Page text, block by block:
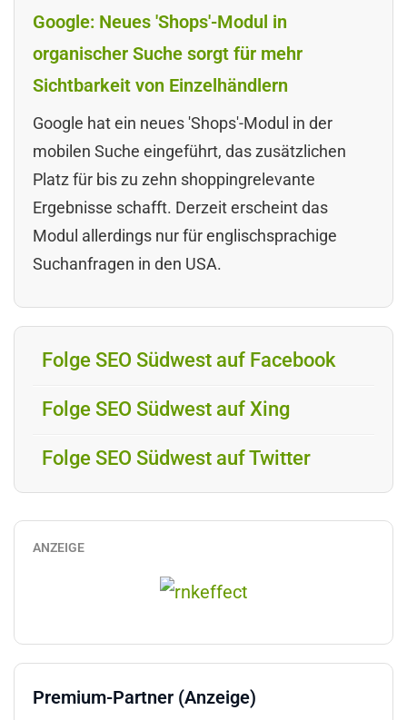
Google: Neues 'Shops'-Modul in
organischer Suche sorgt für mehr
Sichtbarkeit von Einzelhändlern
Google hat ein neues 'Shops'-Modul in der
mobilen Suche eingeführt, das zusätzlichen
Platz für bis zu zehn shoppingrelevante
Ergebnisse schafft. Derzeit erscheint das
Modul allerdings nur für englischsprachige
Suchanfragen in den USA.
Folge SEO Südwest auf Facebook
Folge SEO Südwest auf Xing
Folge SEO Südwest auf Twitter
ANZEIGE
Premium-Partner (Anzeige)